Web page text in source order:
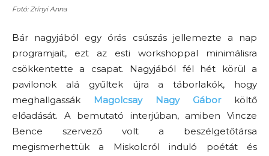
Fotó: Zrínyi Anna
Bár nagyjából egy órás csúszás jellemezte a nap
programjait, ezt az esti workshoppal minimálisra
csökkentette a csapat. Nagyjából fél hét körül a
pavilonok alá gyűltek újra a táborlakók, hogy
meghallgassák
Magolcsay Nagy Gáborköltő
előadását. A bemutató interjúban, amiben Vincze
Bence szervező volt a beszélgetőtársa
megismerhettük a Miskolcról induló poétát és